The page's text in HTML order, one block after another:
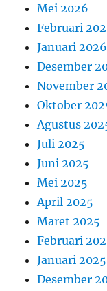
Mei 2026
Februari
Januari 2026
Desember
November
Oktober
Agustus
Juli 2025
Juni 2025
Mei 2025
April 2025
Maret 2025
Februari
Januari 2025
Desember